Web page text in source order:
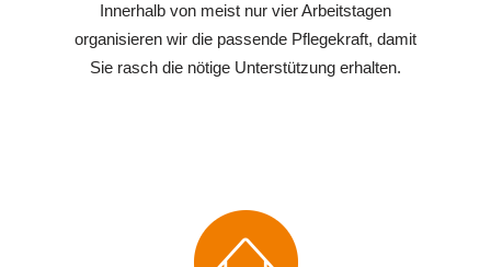
Innerhalb von meist nur vier Arbeitstagen
organisieren wir die passende Pflegekraft, damit
Sie rasch die nötige Unterstützung erhalten.